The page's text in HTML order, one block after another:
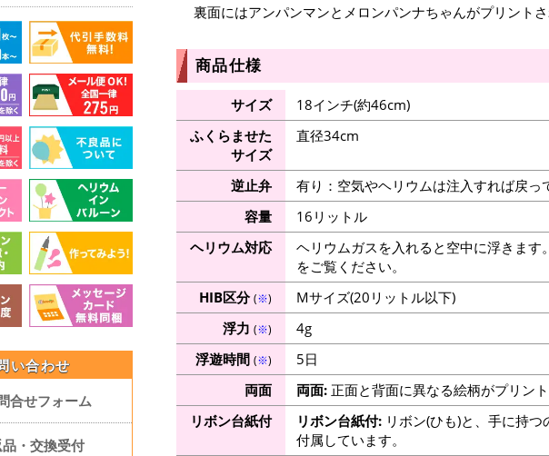
い合わせ
合せフォーム
・交換受付
裏面にはアンパンマンとメロンパンナちゃんがプリントさ
商品仕様
サイズ
18インチ(約46cm)
ふくらませた
サイズ
直径34cm
逆止弁
有り：空気やヘリウムは注入すれば戻っ
容量
16リットル
ヘリウム対応
ヘリウムガスを入れると空中に浮きま
をご覧ください。
HIB区分(※)
Mサイズ(20リットル以下)
浮力 (※)
4g
浮遊時間 (※)
5日
両面
両面:正面と背面に異なる絵柄がプリント
リボン台紙付
リボン台紙付:リボン(ひも)と、手に持つ
付属しています。